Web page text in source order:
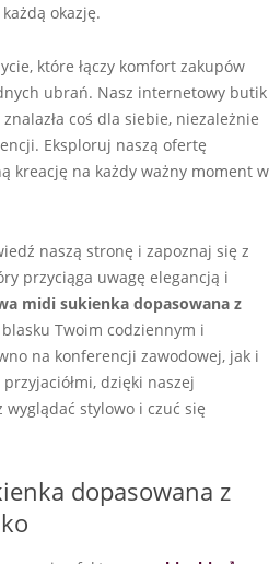
okazję.
które łączy komfort zakupów
ubrań. Nasz internetowy butik
coś dla siebie, niezależnie
Eksploruj naszą ofertę
kreację na każdy ważny moment w
naszą stronę i zapoznaj się z
przyciąga uwagę elegancją i
midi sukienka dopasowana z
Twoim codziennym i
na konferencji zawodowej, jak i
dzięki naszej
wyglądać stylowo i czuć się
dopasowana z